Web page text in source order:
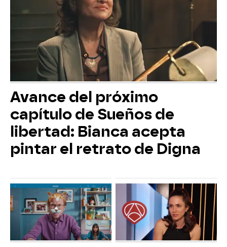
Avance del próximo
capítulo de Sueños de
libertad: Bianca acepta
pintar el retrato de Digna